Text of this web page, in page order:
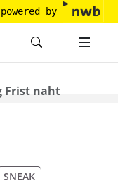
powered by
Frist naht
SNEAK